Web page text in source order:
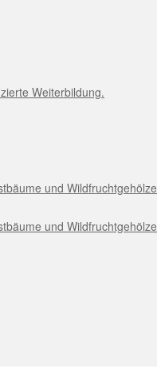
Weiterbildung.
und Wildfruchtgehölze
und Wildfruchtgehölze